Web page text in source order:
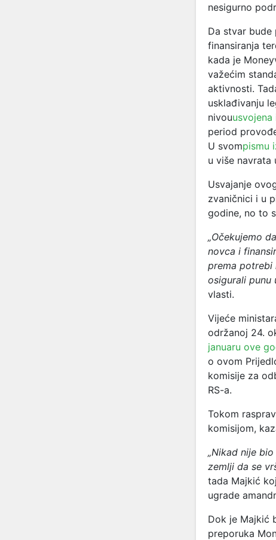
nesigurno
Da stvar bude
finansiranja
kada je
važećim
aktivnosti.
usklađivanju
nivou
period
U svompismu
u više navrata
Usvajanje
zvaničnici i u
godine, no to
„Očekujemo
novca i
prema potrebi
osigurali punu
vlasti.
Vijeće
održanoj 24.
januaru ove
o ovom
komisije za
RS-a.
Tokom
komisijom,
„Nikad nije
zemlji da se
tada Majkić
ugrade
Dok je Majkić
preporuka